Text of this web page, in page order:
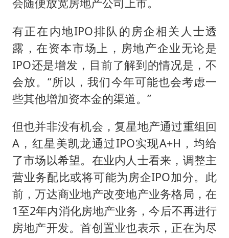
有正在内地IPO排队的房企相关人士透
露，在资本市场上，房地产企业无论是
IPO还是增发，目前了解到的情况是，不
会放。“所以，我们今年可能也会考虑一
些其他增加资本金的渠道。”
但也并非没有机会，复星地产通过重组回
A，红星美凯龙通过IPO实现A+H，均给
了市场以希望。在业内人士看来，调整主
营业务配比或将可能为房企IPO加分。此
前，万达商业地产改变地产业务格局，在
1至2年内消化房地产业务，今后不再进行
房地产开发。首创置业也表示，正在为尽